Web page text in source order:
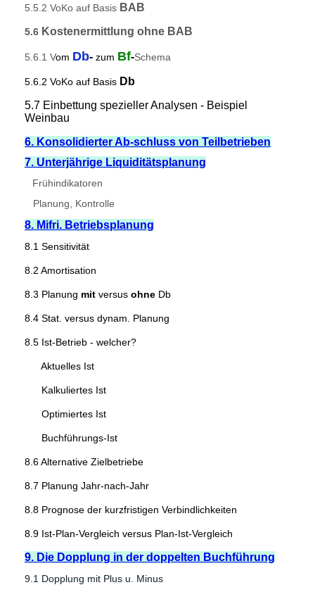
5.5.2 VoKo auf Basis BAB
5.6 Kostenermittlung ohne BAB
5.6.1 Vom Db- zum Bf-Schema
5.6.2 VoKo auf Basis Db
5.7 Einbettung spezieller Analysen - Beispiel
Weinbau
6. Konsolidierter Ab-schluss von Teilbetrieben
7. Unterjährige Liquiditätsplanung
Frühindikatoren
Planung, Kontrolle
8. Mifri. Betriebsplanung
8.1 Sensitivität
8.2 Amortisation
8.3 Planung mit versus ohne Db
8.4 Stat. versus dynam. Planung
8.5 Ist-Betrieb - welcher?
Aktuelles Ist
Kalkuliertes Ist
Optimiertes Ist
Buchführungs-Ist
8.6 Alternative Zielbetriebe
8.7 Planung Jahr-nach-Jahr
8.8 Prognose der kurzfristigen Verbindlichkeiten
8.9 Ist-Plan-Vergleich versus Plan-Ist-Vergleich
9. Die Dopplung in der doppelten Buchführung
9.1 Dopplung mit Plus u. Minus